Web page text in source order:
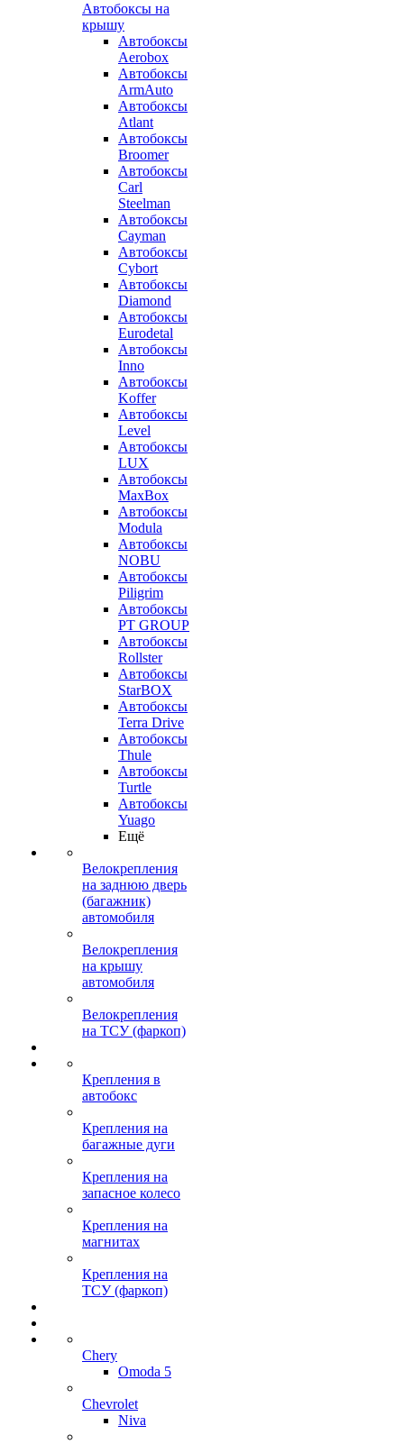
Автобоксы на
крышу
Автобоксы
Aerobox
Автобоксы
ArmAuto
Автобоксы
Atlant
Автобоксы
Broomer
Автобоксы
Carl
Steelman
Автобоксы
Cayman
Автобоксы
Cybort
Автобоксы
Diamond
Автобоксы
Eurodetal
Автобоксы
Inno
Автобоксы
Koffer
Автобоксы
Level
Автобоксы
LUX
Автобоксы
MaxBox
Автобоксы
Modula
Автобоксы
NOBU
Автобоксы
Piligrim
Автобоксы
PT GROUP
Автобоксы
Rollster
Автобоксы
StarBOX
Автобоксы
Terra Drive
Автобоксы
Thule
Автобоксы
Turtle
Автобоксы
Yuago
Ещё
Велокрепления
на заднюю дверь
(багажник)
автомобиля
Велокрепления
на крышу
автомобиля
Велокрепления
на ТСУ (фаркоп)
Крепления в
автобокс
Крепления на
багажные дуги
Крепления на
запасное колесо
Крепления на
магнитах
Крепления на
ТСУ (фаркоп)
Chery
Omoda 5
Chevrolet
Niva